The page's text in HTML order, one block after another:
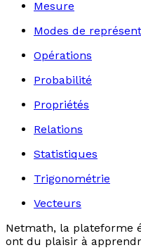
Mesure
Modes de
Opérations
Probabilité
Propriétés
Relations
Statistiques
Trigonométrie
Vecteurs
Netmath, la plateforme
ont du plaisir à